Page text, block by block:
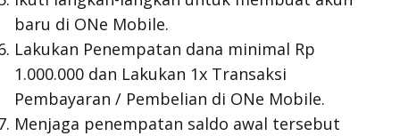
baru di ONe Mobile.
Lakukan Penempatan dana minimal Rp
1.000.000 dan Lakukan 1x Transaksi
Pembayaran / Pembelian di ONe Mobile.
Menjaga penempatan saldo awal tersebut